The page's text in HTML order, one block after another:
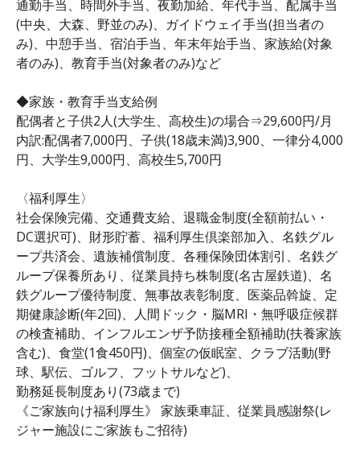
通勤手当、時間外手当、夜勤加給、年代手当、配属手当
(中央、大森、野並のみ)、ガイドウェイ手当(担当者の
み)、中憩手当、宿泊手当、年末年始手当、家族給(対象
者のみ)、教育手当(対象者のみ)など
◆家族・教育手当支給例
配偶者と子供2人(大学生、高校生)の場合⇒29,600円/月
内訳:配偶者7,000円、子供(18歳未満)3,900、一律分4,000
円、大学生9,000円、高校生5,700円
〈福利厚生〉
社会保険完備、交通費支給、退職金制度(全額前払い・
DC選択可)、財形貯蓄、福利厚生倶楽部加入、名鉄グル
ープ共済会、遺族補償制度、各種保険団体割引、名鉄グ
ループ保養所あり、従業員持ち株制度(名古屋鉄道)、名
鉄グループ優待制度、無事故表彰制度、医薬品斡旋、定
期健康診断(年2回)、人間ドック・脳MRI・無呼吸症候群
の検査補助、インフルエンザ予防接種全額補助(扶養家族
含む)、食堂(1食450円)、個室の仮眠室、クラブ活動(野
球、駅伝、ゴルフ、フットサルなど)、
勤務延長制度あり(73歳まで)
《ご家族向け福利厚生》 家族乗車証、従業員感謝祭(レ
ジャー施設にご家族もご招待)